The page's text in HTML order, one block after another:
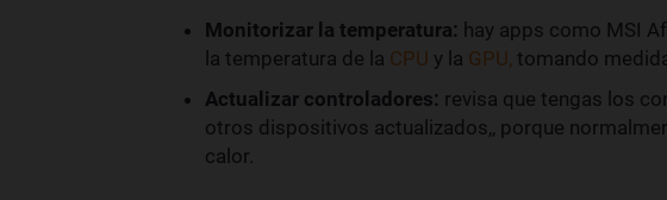
Monitorizar la temperatura: hay apps como MSI
la temperatura de la CPU y la GPU, tomando
Actualizar controladores: revisa que tengas los
otros dispositivos actualizados,, porque
calor.